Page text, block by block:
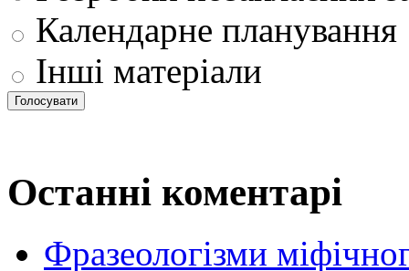
Календарне планування
Інші матеріали
Останні коментарі
Фразеологізми